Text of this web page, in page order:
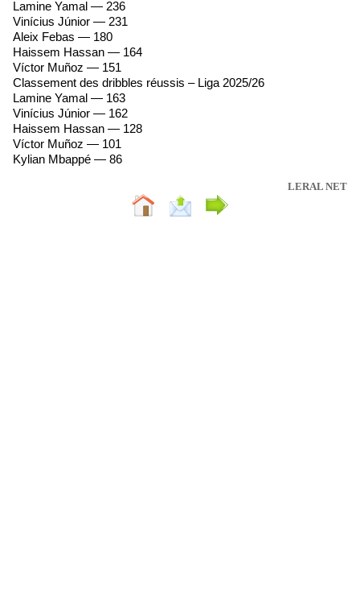
Lamine Yamal — 236
Vinícius Júnior — 231
Aleix Febas — 180
Haissem Hassan — 164
Víctor Muñoz — 151
Classement des dribbles réussis – Liga 2025/26
Lamine Yamal — 163
Vinícius Júnior — 162
Haissem Hassan — 128
Víctor Muñoz — 101
Kylian Mbappé — 86
LERAL NET